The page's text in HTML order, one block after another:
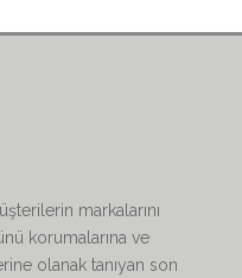
markalarını
korumalarına ve
olanak tanıyan son